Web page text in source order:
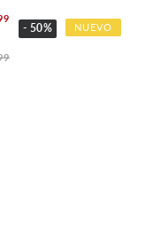
- 50% NUEVO